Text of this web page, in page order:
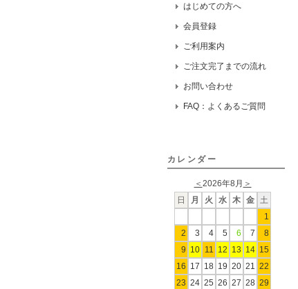
はじめての方へ
会員登録
ご利用案内
ご注文完了までの流れ
お問い合わせ
FAQ：よくあるご質問
カレンダー
＜ 2026年8月 ＞
日
月 火 水 木 金
土
1
2
3 4 5 6 7
8
9 10 11 12 13 14 15
16 17 18 19 20 21
22
23 24 25 26 27 28 29